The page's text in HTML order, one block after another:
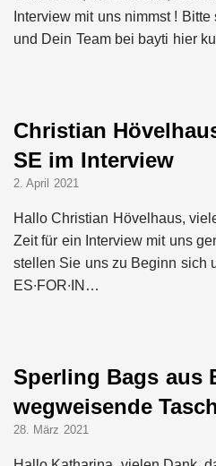
Interview mit uns nimmst !
und Dein Team bei bayti hier
Christian
SE im Interview
2. April 2021
Hallo Christian Hövelhaus,
Zeit für ein Interview mit uns
stellen Sie uns zu Beginn sich
ES∙FOR∙IN…
Sperling Bags aus
wegweisende
28. März 2021